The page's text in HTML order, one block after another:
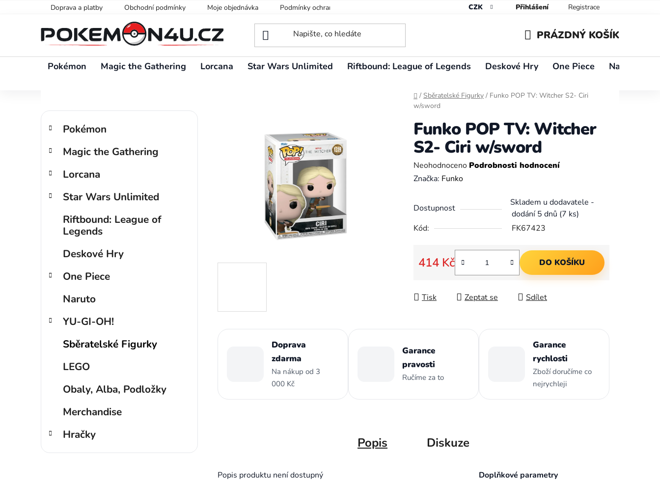
Doprava a platby Obchodní podmínky Moje objednávka Podmínky ochrany osobních údajů CZK Přihlášení Registrace
KOŠÍK
PRÁZDNÝ KOŠÍK
Pokémon Magic the Gathering Lorcana Star Wars Unlimited Riftbound: League of Legends Deskové Hry One Piece Naruto
Domů
/ Sběratelské Figurky / Funko POP TV: Witcher S2- Ciri
w/sword
P Přeskočit
kategorie
K
a
e
o
i
Pokémon
Magic the Gathering
Lorcana
Star Wars Unlimited
Riftbound: League of
Legends
Deskové Hry
One Piece
Naruto
YU-GI-OH!
Sběratelské Figurky
LEGO
Obaly, Alba, Podložky
Merchandise
Hračky
Funko POP TV: Witcher
S2- Ciri w/sword
Průměrné
hodnocení
je
z
hvězdiček.
Neohodnoceno Podrobnosti hodnocení
Značka: Funko
Dostupnost
Skladem u dodavatele -
dodání 5 dnů (7 ks)
Kód:
FK67423
414 Kč
Měrná cena:
DO KOŠÍKU
Tisk Zeptat se Sdílet
Doprava
zdarma
Na nákup od 3
000 Kč
Garance
pravosti
Ručíme za to
Garance
rychlosti
Zboží doručíme co
nejrychleji
Popis Diskuze
Popis produktu není dostupný Doplňkové parametry